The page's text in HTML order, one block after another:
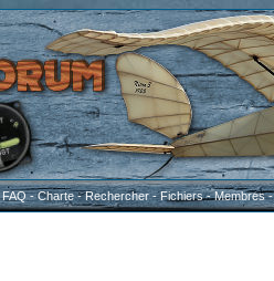
FAQ-Charte-Rechercher-Fichiers-Membres